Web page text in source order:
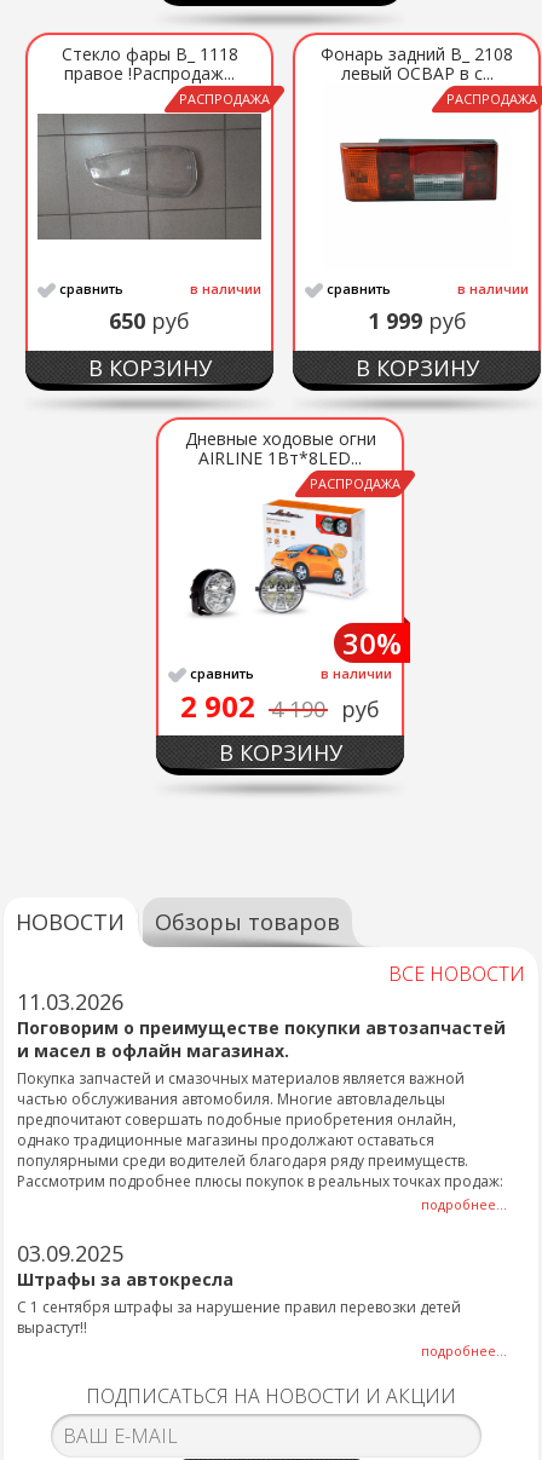
РАСПРОДАЖА
Стекло фары В_ 1118
правое !Распродаж...
сравнить в наличии
650 руб
В КОРЗИНУ
РАСПРОДАЖА
Фонарь задний В_ 2108
левый ОСВАР в с...
сравнить в наличии
1 999 руб
В КОРЗИНУ
РАСПРОДАЖА
Дневные ходовые огни
AIRLINE 1Вт*8LED...
сравнить в наличии
2 902 4 190 руб
30%
В КОРЗИНУ
НОВОСТИ Обзоры товаров
ВСЕ НОВОСТИ
11.03.2026
Поговорим о преимуществе покупки автозапчастей
и масел в офлайн магазинах.
Покупка запчастей и смазочных материалов является важной
частью обслуживания автомобиля. Многие автовладельцы
предпочитают совершать подобные приобретения онлайн,
однако традиционные магазины продолжают оставаться
популярными среди водителей благодаря ряду преимуществ.
Рассмотрим подробнее плюсы покупок в реальных точках продаж:
подробнее...
03.09.2025
Штрафы за автокресла
С 1 сентября штрафы за нарушение правил перевозки детей
вырастут!!
подробнее...
ПОДПИСАТЬСЯ НА НОВОСТИ И АКЦИИ